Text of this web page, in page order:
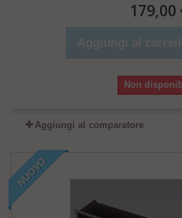
179,00
Aggiungi al
Non
Aggiungi al comparatore
NUOVO